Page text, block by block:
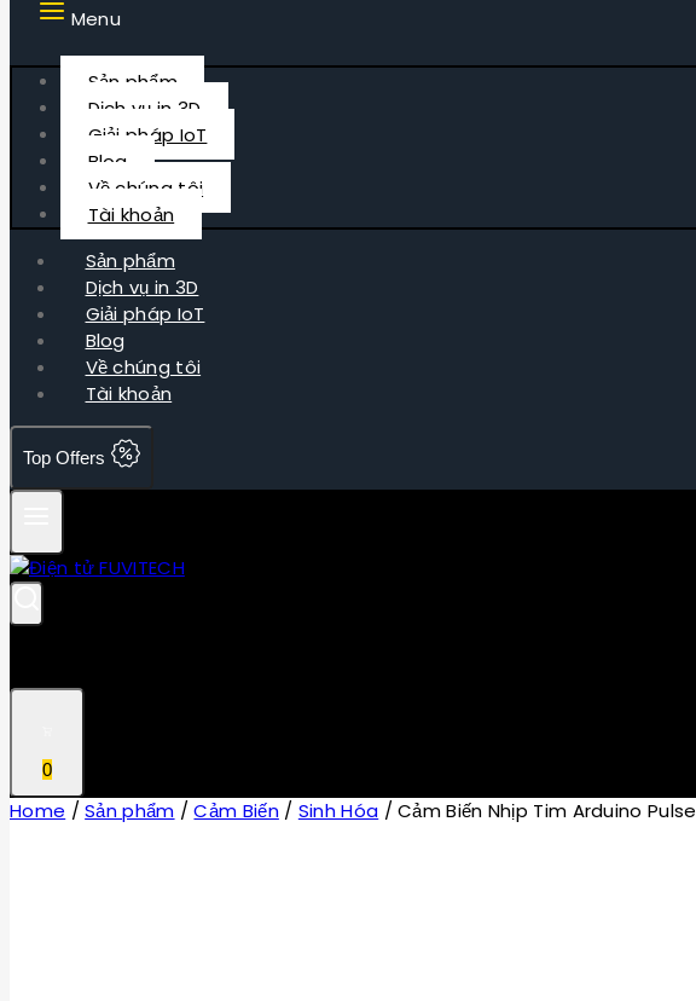
Menu
Sản phẩm
Dịch vụ in 3D
Giải pháp IoT
Blog
Về chúng tôi
Tài khoản
Sản phẩm
Dịch vụ in 3D
Giải pháp IoT
Blog
Về chúng tôi
Tài khoản
Top Offers
0
Home / Sản phẩm / Cảm Biến / Sinh Hóa / Cảm Biến Nhịp Tim Arduino Pulse